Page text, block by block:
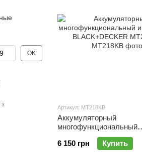
Артикул: MT218KB
Аккумуляторный
многофункциональный
инструмент
MT218KB
6 150 грн Купить
OK
3